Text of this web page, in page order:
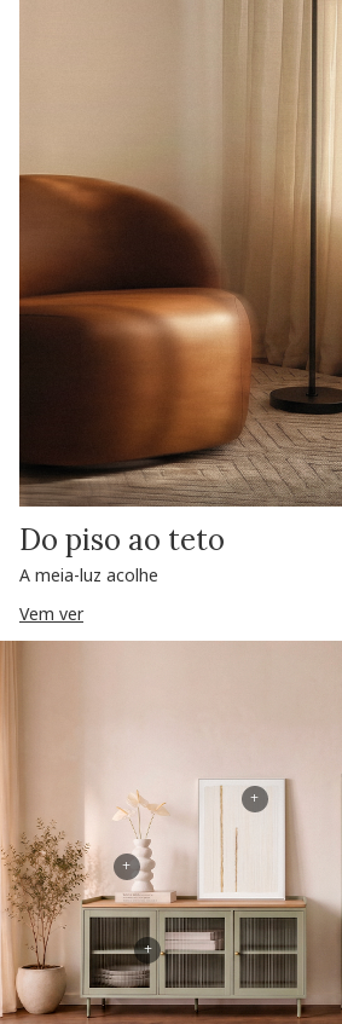
Do piso ao teto
A meia-luz acolhe
Vem ver
+
+
+